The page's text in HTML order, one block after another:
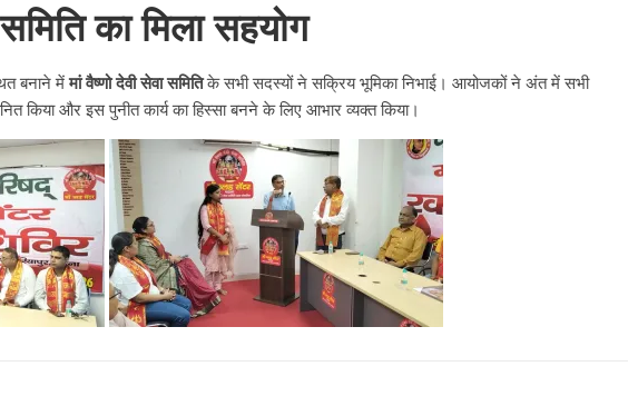
का मिला सहयोग
बनाने मेंमां वैष्णो देवी सेवा समितिके सभी सदस्यों ने सक्रिय भूमिका निभाई। आयोजकों ने अंत में सभी
किया और इस पुनीत कार्य का हिस्सा बनने के लिए आभार व्यक्त किया।